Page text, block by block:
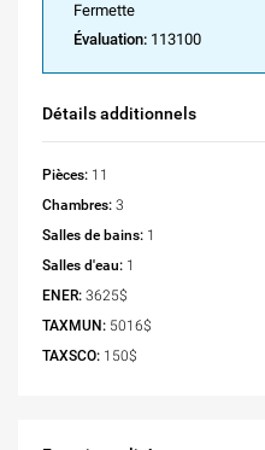
Fermette
Évaluation: 113100
Détails additionnels
Pièces: 11
Chambres: 3
Salles de bains: 1
Salles d'eau: 1
ENER: 3625$
TAXMUN: 5016$
TAXSCO: 150$